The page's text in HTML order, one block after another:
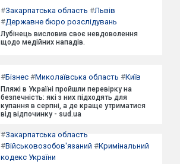
#Закарпатська область #Львів
#Державне бюро розслідувань
Лубінець висловив своє невдоволення
щодо медійних нападів.
#Бізнес #Миколаївська область #Київ
Пляжі в Україні пройшли перевірку на
безпечність: які з них підходять для
купання в серпні, а де краще утриматися
від відпочинку - sud.ua
#Закарпатська область
#Військовозобов'язаний #Кримінальний
кодекс України